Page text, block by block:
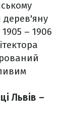
дерев'яну
– 1906
Львів –